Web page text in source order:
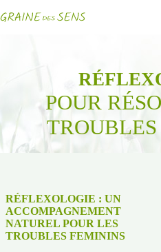
au
POUR
RÉFLEXOLOGIE : UN
ACCOMPAGNEMENT
NATUREL POUR LES
TROUBLES FEMININS